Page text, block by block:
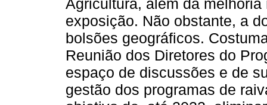
Agricultura, além da
exposição. Não obstante, a
bolsões geográficos.
Reunião dos Diretores do
espaço de discussões e de
gestão dos programas de